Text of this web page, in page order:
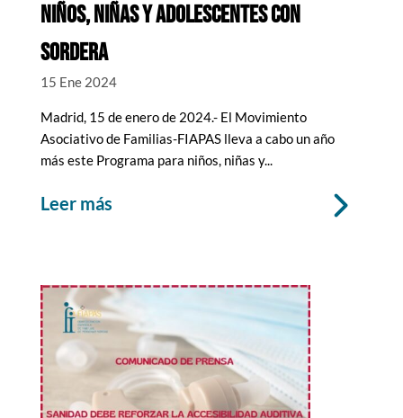
NIÑOS, NIÑAS Y ADOLESCENTES CON
SORDERA
15 Ene 2024
Madrid, 15 de enero de 2024.- El Movimiento
Asociativo de Familias-FIAPAS lleva a cabo un año
más este Programa para niños, niñas y...
leer más